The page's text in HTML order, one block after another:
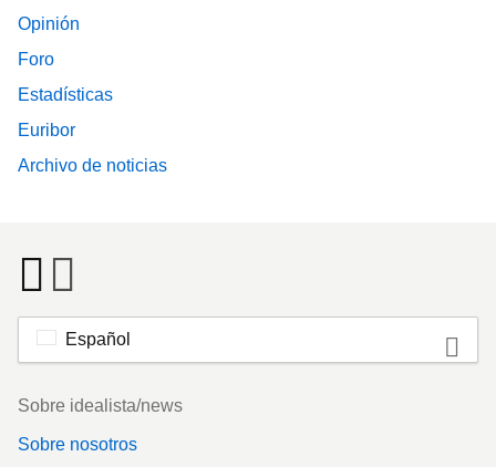
Opinión
Foro
Estadísticas
Euribor
Archivo de noticias
Español
Footer
Sobre idealista/news
Sobre nosotros